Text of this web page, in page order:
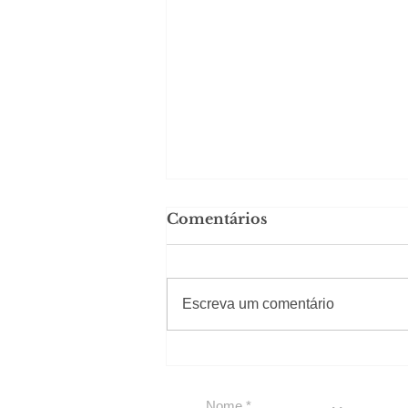
Comentários
Escreva um comentário
#Sugestões